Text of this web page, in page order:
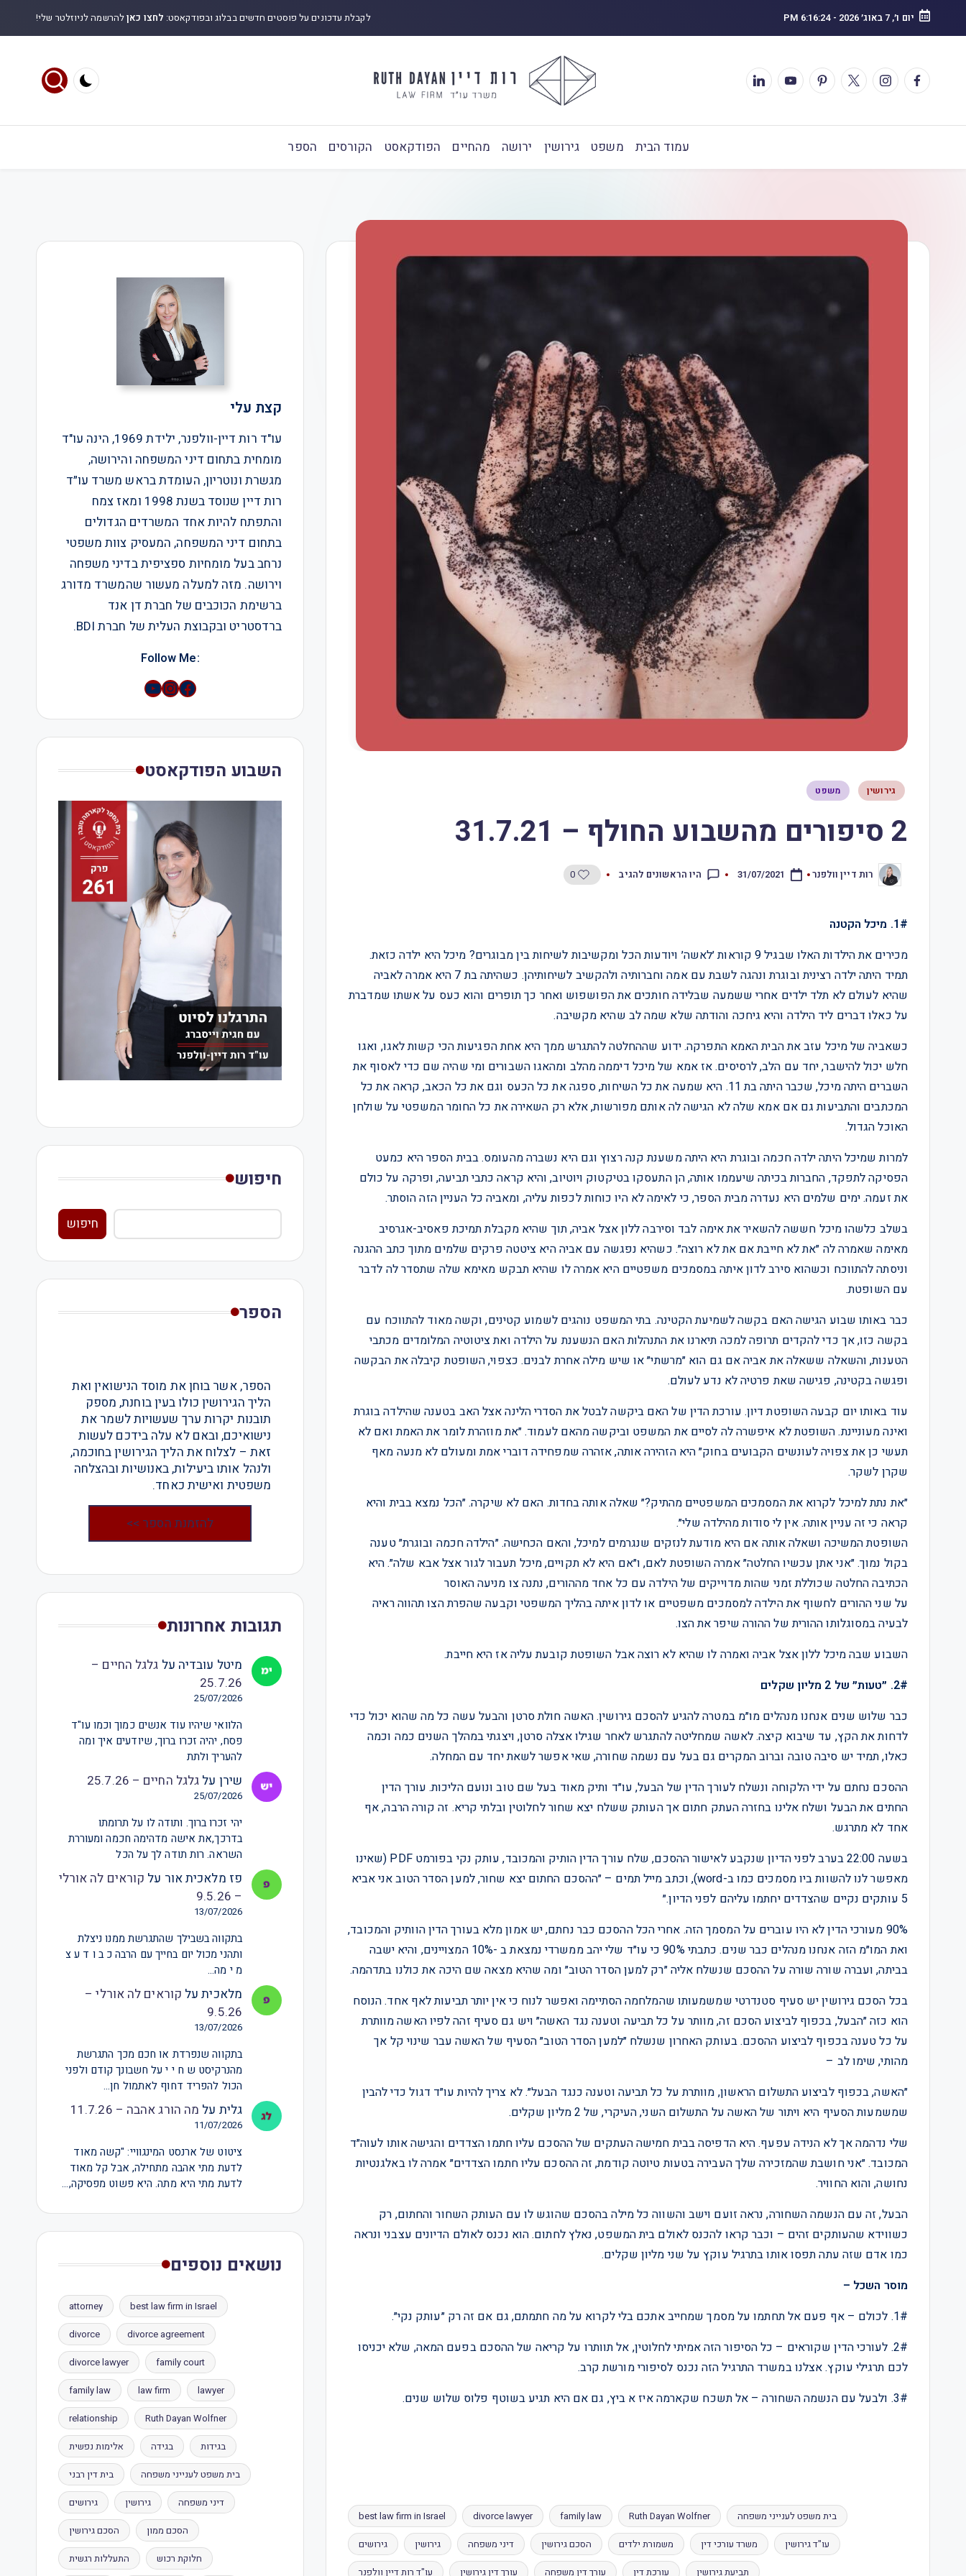
יום ו׳, 7 באוג׳ 2026 -
6:16:25 PM לקבלת עדכונים על פוסטים חדשים בבלוג ובפודקאסט: לחצו כאןלהרשמה לניוזלטר שלי!
עמוד הבית משפט גירושין ירושה מהחיים הפודקאסט הקורסים הספר
גירושין משפט
2 סיפורים מהשבוע החולף – 31.7.21
רות דיין וולפנר 31/07/2021 היו הראשונים להגיב 0
1#. מיכל הקטנה
מכירים את הילדות האלו שבגיל 9 קוראות ׳לאשה׳ ויודעות הכל ומקשיבות לשיחות בין מבוגרים? מיכל היא ילדה כזאת.
תמיד היתה ילדה רצינית ובוגרת ונהגה לשבת עם אמה וחברותיה ולהקשיב לשיחותיהן. כשהיתה בת 7 היא אמרה לאביה
שהיא לעולם לא תלד ילדים אחרי ששמעה שבלידה חותכים את הפושפוש ואחר כך תופרים והוא כעס על אשתו שמדברת
על כאלו דברים ליד הילדה והיא גיחכה והודתה שלא שמה לב שהיא מקשיבה.
כשאביה של מיכל עזב את הבית האמא התפרקה. ידוע שההחלטה להתגרש ממך היא אחת הפגיעות הכי קשות לאגו, ואגו
חלש יכול להישבר, יחד עם הלב, לרסיסים. אז אמא של מיכל דיממה מהלב ומהאגו השבורים ומי שהיה שם כדי לאסוף את
השברים היתה מיכל, שכבר היתה בת 11. היא שמעה את כל השיחות, ספגה את כל הכעס וגם את כל הכאב, קראה את כל
המכתבים והתביעות גם אם אמא שלה לא הגישה לה אותם מפורשות, אלא רק השאירה את כל החומר המשפטי על שולחן
האוכל הגדול.
למרות שמיכל היתה ילדה חכמה ובוגרת היא היתה משענת קנה רצוץ וגם היא נשברה מהעומס. בבית הספר היא כמעט
הפסיקה לתפקד, החברות בכיתה שיעממו אותה, הן התעסקו בטיקטוק ויוטיוב, והיא קראה כתבי תביעה, ופרקה על כולם
את זעמה. ימים שלמים היא נעדרה מבית הספר, כי לאימה לא היו כוחות לכפות עליה, ומאביה כל העניין הזה הוסתר.
בשלב כלשהו מיכל חששה להשאיר את אימה לבד וסירבה ללון אצל אביה, תוך שהיא מקבלת תמיכת פאסיב-אגרסיב
מאימה שאמרה לה ״את לא חייבת אם את לא רוצה״. כשהיא נפגשה עם אביה היא ציטטה פרקים שלמים מתוך כתב ההגנה
וניסתה להתווכח וכשהוא סירב לדון איתה במסמכים משפטיים היא אמרה לו שהיא תבקש מאימא שלה שתסדר לה לדבר
עם השופטת.
כבר באותו שבוע הגישה האם בקשה לשמיעת הקטינה. בתי המשפט נוהגים לשמוע קטינים, וקשה מאוד להתווכח עם
בקשה כזו, אך כדי להקדים תרופה למכה תיארנו את התנהלות האם הנשענת על הילדה ואת ציטוטיה המלומדים מכתבי
הטענות, והשאלה ששאלה את אביה אם גם הוא ״מרשתי״ או שיש מילה אחרת לבנים. כצפוי, השופטת קיבלה את הבקשה
ופגשה בקטינה, פגישה שאת פרטיה לא נדע לעולם.
עוד באותו יום קבעה השופטת דיון. עורכת הדין של האם ביקשה לבטל את הסדרי הלינה אצל האב בטענה שהילדה בוגרת
ואינה מעוניינת. השופטת לא איפשרה לה לסיים את המשפט וביקשה מהאם לעמוד. ״את מוזהרת לומר את האמת ואם לא
תעשי כן את צפויה לעונשים הקבועים בחוק״ היא הזהירה אותה, אזהרה שמפחידה דוברי אמת ומעולם לא מנעה מאף
שקרן לשקר.
״את נתת למיכל לקרוא את המסמכים המשפטיים מהתיק?״ שאלה אותה בחדות. האם לא שיקרה. ״הכל נמצא בבית והיא
קראה כי זה עניין אותה. אין לי סודות מהילדה שלי״.
השופטת המשיכה ושאלה אותה אם היא מודעת לנזקים שנגרמים למיכל, והאם הכחישה. ״הילדה חכמה ובוגרת״ טענה
בקול נמוך. ״אני אתן עכשיו החלטה״ אמרה השופטת לאם, ו״אם היא לא תקויים, מיכל תעבור לגור אצל אבא שלה״. היא
הכתיבה החלטה שכוללת זמני שהות מדוייקים של הילדה עם כל אחד מההורים, נתנה צו מניעה האוסר
על שני ההורים לחשוף את הילדה למסמכים משפטיים או לדון איתה בהליך המשפטי וקבעה שהפרת הצו תהווה ראיה
לבעיה במסוגלותו ההורית של ההורה שיפר את הצו.
השבוע שבה מיכל ללון אצל אביה ואמרה לו שהיא לא רוצה אבל השופטת קובעת עליה אז היא חייבת.
2#. ״טעות״ של 2 מליון שקלים
כבר שלוש שנים אנחנו מנהלים מו״מ במטרה להגיע להסכם גירושין. האשה חולת סרטן והבעל עשה כל מה שהוא יכול כדי
לדחות את הקץ, עד שיבוא קיצה. לאשה שמחליטה להתגרש לאחר שגילו אצלה סרטן, ויצגתי במהלך השנים כמה וכמה
כאלו, תמיד יש סיבה טובה וברוב המקרים גם בעל עם נשמה שחורה, שאי אפשר לשאת יחד עם המחלה.
ההסכם נחתם על ידי הלקוחה ונשלח לעורך הדין של הבעל, עו״ד ותיק מאוד בעל שם טוב ונועם הליכות. עורך הדין
החתים את הבעל ושלח אלינו בחזרה העתק חתום אך העותק ששלח יצא שחור לחלוטין ובלתי קריא. זה קורה הרבה, אף
אחד לא מתרגש.
בשעה 22:00 בערב לפני הדיון שנקבע לאישור ההסכם, שלח עורך הדין הותיק והמכובד, עותק נקי בפורמט PDF (שאינו
מאפשר לנו להשוות ביו מסמכים כמו ב-word), וכתב מייל תמים – ״ההסכם החתום יצא שחור, למען הסדר הטוב אני אביא
5 עותקים נקיים שהצדדים יחתמו עליהם לפני הדיון.״
90% מעורכי הדין לא היו עוברים על המסמך הזה. אחרי הכל ההסכם כבר נחתם, יש אמון מלא בעורך הדין הוותיק והמכובד,
ואת המו״מ הזה אנחנו מנהלים כבר שנים. כתבתי 90% כי עו״ד שלי יהב ממשרדי נמצאת ב -10% המצויינים, והיא ישבה
בביתה, ועברה שורה שורה על ההסכם שנשלח אליה ״רק למען הסדר הטוב״ ומה שהיא מצאה שם היכה את כולנו בתדהמה.
בכל הסכם גירושין יש סעיף סטנדרטי שמשמעותו שהמלחמה הסתיימה ואפשר לנוח כי אין יותר תביעות לאף אחד. הנוסח
הוא כזה ״הבעל, בכפוף לביצוע הסכם זה, מוותר על כל תביעה וטענה נגד האשה״ ויש גם סעיף זהה לפיו האשה מוותרת
על כל טענה בכפוף לביצוע ההסכם. בעותק האחרון שנשלח ״למען הסדר הטוב״ הסעיף של האשה עבר שינוי קל אך
מהותי, שימו לב –
״האשה, בכפוף לביצוע התשלום הראשון, מוותרת על כל תביעה וטענה כנגד הבעל״. לא צריך להיות עו״ד דגול כדי להבין
שמשמעות הסעיף היא ויתור של האשה על התשלום השני, העיקרי, של 2 מליון שקלים.
שלי נדהמה אך לא הנידה עפעף. היא הדפיסה בבית חמישה העתקים של ההסכם עליו חתמו הצדדים והגישה אותו לעוה״ד
המכובד. ״אני חושבת שהמזכירה שלך העבירה בטעות טיוטה קודמת, זה ההסכם עליו חתמו הצדדים״ אמרה לו באלגנטיות
נחושה, והוא החוויר.
הבעל, זה עם הנשמה השחורה, נראה זועם וישב והשווה כל מילה בהסכם שהוגש לו עם העותק השחור והחתום, רק
כשווידא שהעותקים זהים – וכבר קראו להכנס לאולם בית המשפט, נאלץ לחתום. הוא נכנס לאולם הדיונים עצבני ונראה
כמו אדם שזה עתה תפסו אותו בתרגיל עוקץ על שני מליון שקלים.
מוסר השכל –
1#. לכולם – אף פעם אל תחתמו על מסמך שמחייב אתכם בלי לקרוא על מה חתמתם, גם אם זה רק ״עותק נקי״.
2#. לעורכי הדין שקוראים – כל הסיפור הזה אמיתי לחלוטין, אל תוותרו על קריאה של ההסכם בפעם המאה, שלא יכניסו
לכם תרגילי עוקץ. אצלנו במשרד התרגיל הזה נכנס לסיפורי מורשת קרב.
3#. ולבעל עם הנשמה השחורה – אל תשכח שקארמה איז א ביץ, גם אם היא תגיע בשוטף פלוס שלוש שנים.
best law firm in Israel divorce lawyer family law Ruth Dayan Wolfner בית משפט לענייני משפחה
גירושים גירושין דיני משפחה הסכם גירושין משמורת ילדים משרד עורכי דין עו"ד גירושין
עו"ד רות דיין וולפנר עורך דין גירושין עורך דין משפחה עורכת דין תביעת גירושין
קצת עלי
עו"ד רות דיין-וולפנר, ילידת 1969, הינה עו"ד
מומחית בתחום דיני המשפחה והירושה,
מגשרת ונוטריון, העומדת בראש משרד עו״ד
רות דיין שנוסד בשנת 1998 ומאז צמח
והתפתח להיות אחד המשרדים הגדולים
בתחום דיני המשפחה, המעסיק צוות משפטי
נרחב בעל מומחיות ספציפית בדיני משפחה
וירושה. מזה למעלה מעשור שהמשרד מדורג
ברשימת הכוכבים של חברת דן אנד
ברדסטריט ובקבוצת העלית של חברת BDI.
:Follow Me
Instagram
YouTube
השבוע הפודקאסט
חיפוש
חיפוש
הספר
הספר, אשר בוחן את מוסד הנישואין ואת
הליך הגירושין כולו בעין בוחנת, מספק
תובנות יקרות ערך שעשויות לשמר את
נישואיכם, ובאם לא עלה בידכם לעשות
זאת – לצלוח את הליך הגירושין בחוכמה,
ולנהל אותו ביעילות, באנושיות ובהצלחה
משפטית ואישית כאחד.
להזמנת הספר >>
תגובות אחרונות
מיטל עובדיה על גלגל החיים –
25.7.26
25/07/2026
הלוואי שיהיו עוד אנשים כמוך וכמו עו"ד
פסח, יהיה זכרו ברוך, שיודעים איך ומה
להעריך ולתת
שירן על גלגל החיים – 25.7.26
25/07/2026
יהי זכרו ברוך. ותודה לו על תרומתו
בדרכך,את אישה מדהימה חכמה ומעוררת
השראה. רות תודה לך על הכל
פז מלאכית אור על קוראים לה אורלי
– 9.5.26
13/07/2026
בתקווה בשבילך שהתגרשת ממנו ניצלת
ותהני מכול יום בחייך עם הרבה כ ב ו ד ע צ
מ י מה…
מלאכיתעל קוראים לה אורלי –
9.5.26
13/07/2026
בתקווה שנפרדת או חכם מכך התגרשת
מהנרקיסט ש ח י י על חשבונך קודם ולפני
הכול להפריד דחוף לאתמול חן…
גלית על מה הורג אהבה – 11.7.26
11/07/2026
ציטוט של ארנסט המינגוויי: "קשה מאוד
לדעת מתי אהבה מתחילה, אבל קל מאוד
לדעת מתי היא מתה. היא פשוט מפסיקה,…
נושאים נוספים
attorney best law firm in Israel
divorce divorce agreement
divorce lawyer family court
family law law firm lawyer
relationship Ruth Dayan Wolfner
אלימות נפשית בגידה בגידות
בית דין רבני בית משפט לענייני משפחה
גירושים גירושין דיני משפחה
הסכם גירושין הסכם ממון
התעללות רגשית חלוקת רכוש